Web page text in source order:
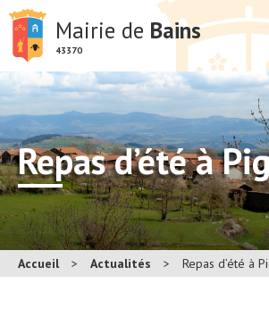
Mairie de Bains
43370
Repas d’été à
Accueil > Actualités > Repas d’été à